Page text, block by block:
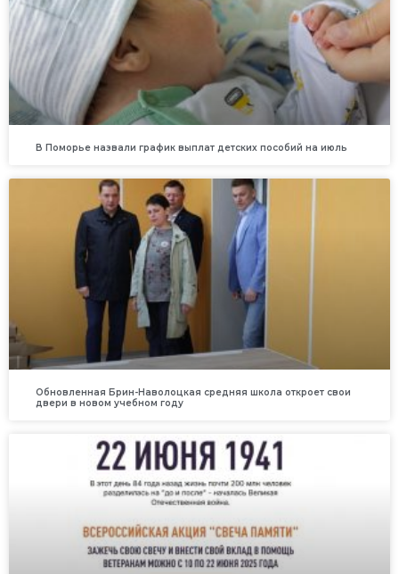
В Поморье назвали график выплат детских пособий на июль
Обновленная Брин-Наволоцкая средняя школа откроет свои
двери в новом учебном году